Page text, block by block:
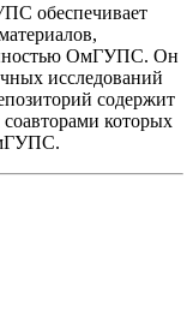
обеспечивает
ОмГУПС. Он
исследований
содержит
которых